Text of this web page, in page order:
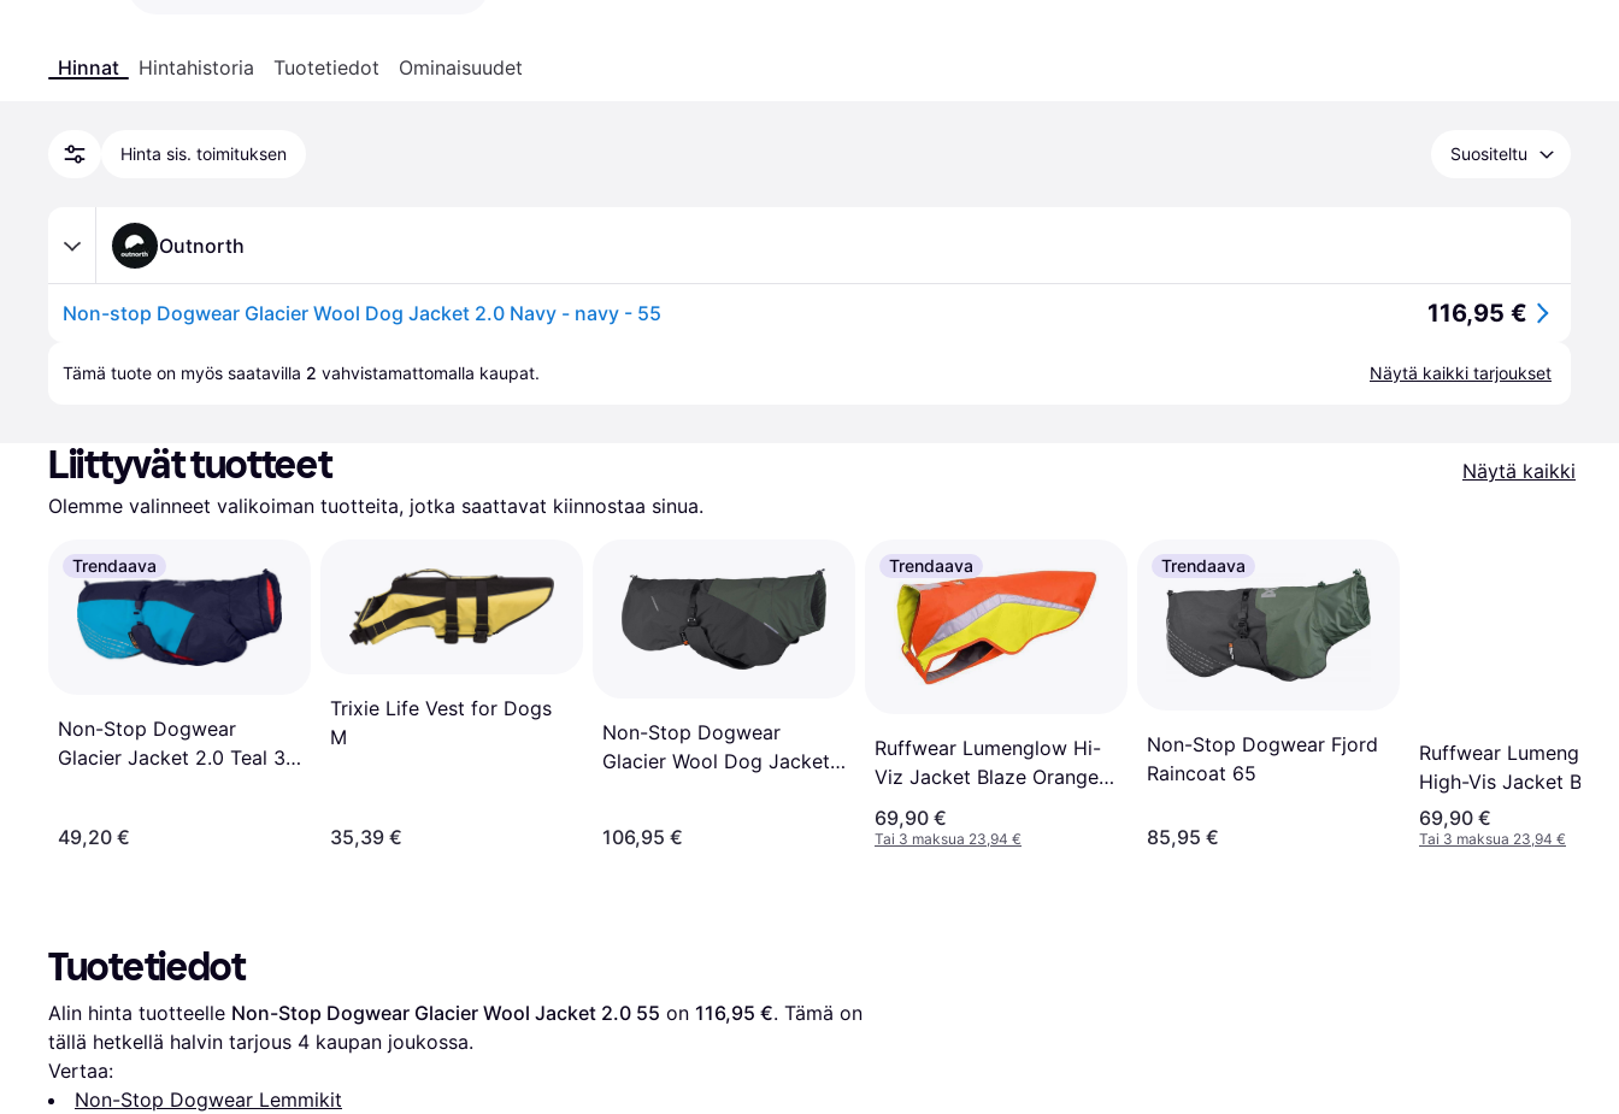
Hinnat Hintahistoria Tuotetiedot Ominaisuudet
Hinta sis. toimituksen Suositeltu
Outnorth
Non-stop Dogwear Glacier Wool Dog Jacket 2.0 Navy - navy - 55 116,95 €
Tämä tuote on myös saatavilla 2 vahvistamattomalla kaupat. Näytä kaikki tarjoukset
Liittyvät tuotteet
Näytä kaikki
Olemme valinneet valikoiman tuotteita, jotka saattavat kiinnostaa sinua.
Trendaava
Non-Stop Dogwear
Glacier Jacket 2.0 Teal 33
49,20 €
Trixie Life Vest for Dogs
M
35,39 €
Non-Stop Dogwear
Glacier Wool Dog Jacket
106,95 €
Trendaava
Ruffwear Lumenglow Hi-
Viz Jacket Blaze Orange
XL
69,90 €
Tai 3 maksua 23,94 €
Trendaava
Non-Stop Dogwear Fjord
Raincoat 65
85,95 €
Ruffwear Lumenglow
High-Vis Jacket Blaze
69,90 €
Tai 3 maksua 23,94 €
Tuotetiedot
Alin hinta tuotteelle Non-Stop Dogwear Glacier Wool Jacket 2.0 55 on 116,95 €. Tämä on
tällä hetkellä halvin tarjous 4 kaupan joukossa.
Vertaa:
Non-Stop Dogwear Lemmikit